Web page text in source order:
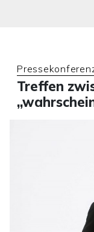
Treffen